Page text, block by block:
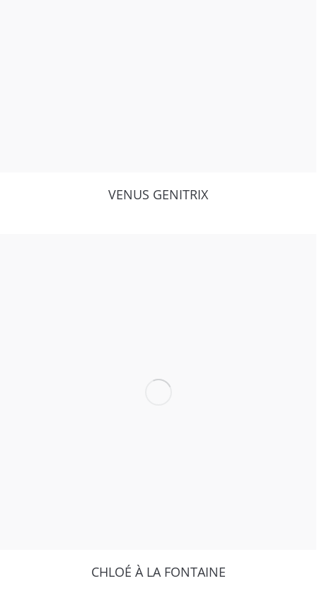
VENUS GENITRIX
CHLOÉ À LA FONTAINE